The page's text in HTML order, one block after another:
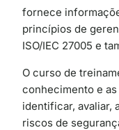
fornece
princípios de
ISO/IEC 27005 e
O curso de
conhecimento e
identificar, avaliar,
riscos de